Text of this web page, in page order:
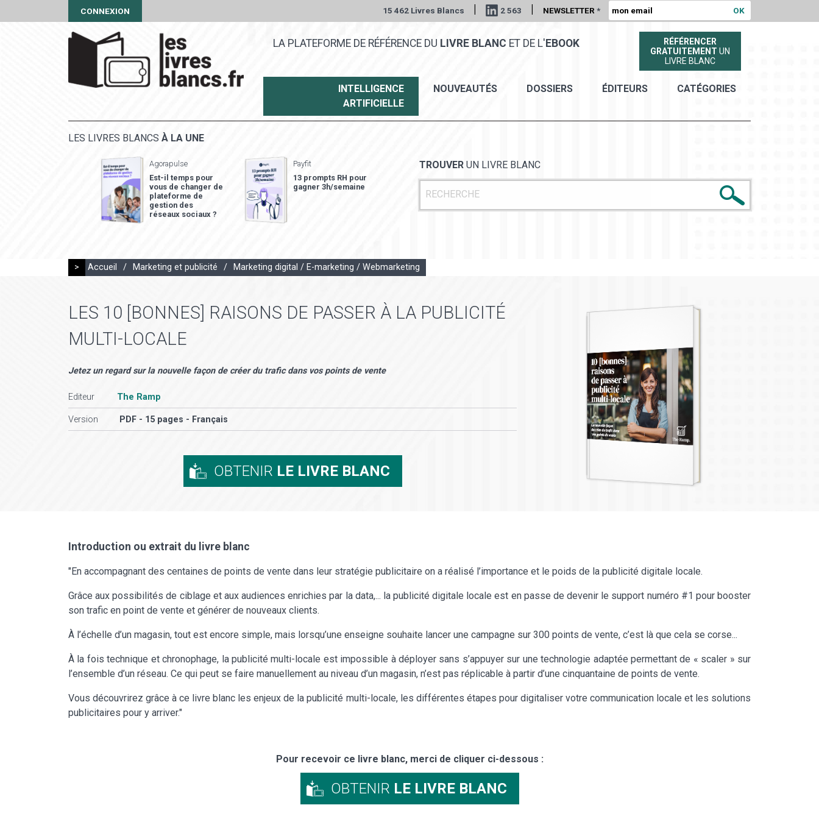
CONNEXION 15 462 Livres Blancs | 2 563 | NEWSLETTER *
LA PLATEFORME DE RÉFÉRENCE DU LIVRE BLANC ET DE L' EBOOK
RÉFÉRENCER
GRATUITEMENT UN
LIVRE BLANC
INTELLIGENCE
ARTIFICIELLE
NOUVEAUTÉS DOSSIERS ÉDITEURS CATÉGORIES
LES LIVRES BLANCS À LA UNE
Agorapulse
Est-il temps pour
vous de changer de
plateforme de
gestion des
réseaux sociaux ?
Payfit
13 prompts RH pour
gagner 3h/semaine
TROUVER UN LIVRE BLANC
> Accueil / Marketing et publicité / Marketing digital / E-marketing / Webmarketing
LES 10 [BONNES] RAISONS DE PASSER À LA PUBLICITÉ
MULTI-LOCALE
Jetez un regard sur la nouvelle façon de créer du trafic dans vos points de vente
Editeur The Ramp
Version PDF - 15 pages - Français
OBTENIR LE LIVRE BLANC
Introduction ou extrait du livre blanc
"En accompagnant des centaines de points de vente dans leur stratégie publicitaire on a réalisé l’importance et le poids de la publicité digitale locale.
Grâce aux possibilités de ciblage et aux audiences enrichies par la data,... la publicité digitale locale est en passe de devenir le support numéro #1 pour booster
son trafic en point de vente et générer de nouveaux clients.
À l’échelle d’un magasin, tout est encore simple, mais lorsqu’une enseigne souhaite lancer une campagne sur 300 points de vente, c’est là que cela se corse...
À la fois technique et chronophage, la publicité multi-locale est impossible à déployer sans s’appuyer sur une technologie adaptée permettant de « scaler » sur
l’ensemble d’un réseau. Ce qui peut se faire manuellement au niveau d’un magasin, n’est pas réplicable à partir d’une cinquantaine de points de vente.
Vous découvrirez grâce à ce livre blanc les enjeux de la publicité multi-locale, les différentes étapes pour digitaliser votre communication locale et les solutions
publicitaires pour y arriver."
Pour recevoir ce livre blanc, merci de cliquer ci-dessous :
OBTENIR LE LIVRE BLANC